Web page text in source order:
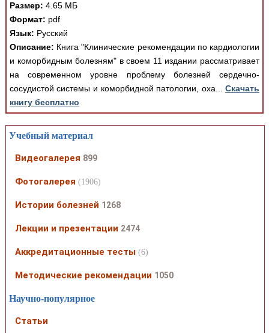
Размер: 4.65 МБ
Формат: pdf
Язык: Русский
Описание: Книга "Клинические рекомендации по кардиологии
и коморбидным болезням" в своем 11 издании рассматривает
на современном уровне проблему болезней сердечно-
сосудистой системы и коморбидной патологии, оха...Скачать
книгу бесплатно
Учебный материал
Видеогалерея 899
Фотогалерея (1906)
Истории болезней 1268
Лекции и презентации 2474
Аккредитационные тесты (6)
Методические рекомендации 1050
Научно-популярное
Статьи